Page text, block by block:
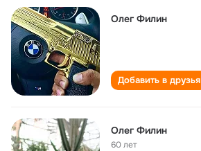
Олег Филин
Добавить в друзья
Олег Филин
60 лет